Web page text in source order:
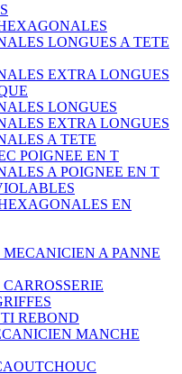
LONGUES A TETE
EXTRA LONGUES
LONGUES
EXTRA LONGUES
A TETE
POIGNEE EN T
A POIGNEE EN T
EN
A PANNE
REBOND
MANCHE